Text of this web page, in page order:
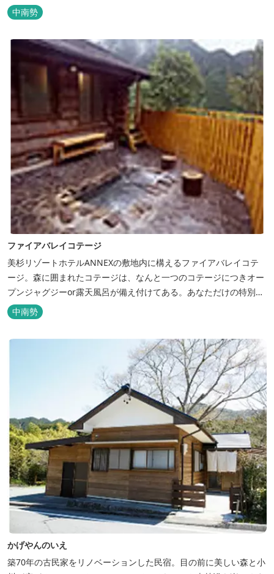
いきり遊んだ後は温泉でゆったり、のんびり。お料理は和洋バイキ
ングに豪華会席料理。バイキングでは、毎日餅つき、夏は流しそう
付き客室、露天風呂・ジ...
中南勢
ファイアバレイコテージ
美杉リゾートホテルANNEXの敷地内に構えるファイアバレイコテ
ージ。森に囲まれたコテージは、なんと一つのコテージにつきオー
プンジャグジーor露天風呂が備え付けてある。あなただけの特別な
時間をお過ごしください。
中南勢
かげやんのいえ
築70年の古民家をリノベーションした民宿。目の前に美しい森と小